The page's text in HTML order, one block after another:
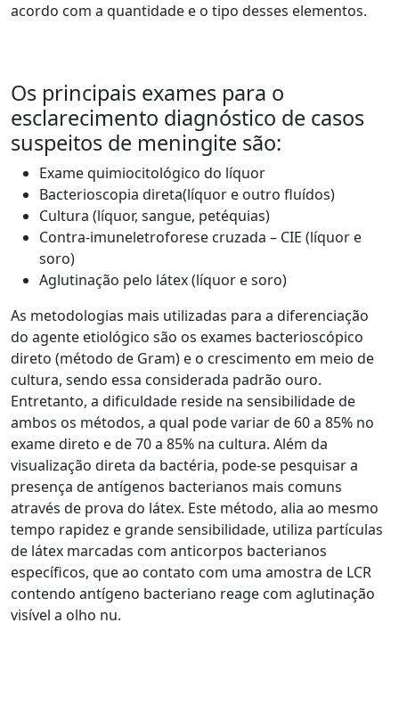
acordo com a quantidade e o tipo desses elementos.
Os principais exames para o
esclarecimento diagnóstico de casos
suspeitos de meningite são:
Exame quimiocitológico do líquor
Bacterioscopia direta(líquor e outro fluídos)
Cultura (líquor, sangue, petéquias)
Contra-imuneletroforese cruzada – CIE (líquor e
soro)
Aglutinação pelo látex (líquor e soro)
As metodologias mais utilizadas para a diferenciação
do agente etiológico são os exames bacterioscópico
direto (método de Gram) e o crescimento em meio de
cultura, sendo essa considerada padrão ouro.
Entretanto, a dificuldade reside na sensibilidade de
ambos os métodos, a qual pode variar de 60 a 85% no
exame direto e de 70 a 85% na cultura. Além da
visualização direta da bactéria, pode-se pesquisar a
presença de antígenos bacterianos mais comuns
através de prova do látex. Este método, alia ao mesmo
tempo rapidez e grande sensibilidade, utiliza partículas
de látex marcadas com anticorpos bacterianos
específicos, que ao contato com uma amostra de LCR
contendo antígeno bacteriano reage com aglutinação
visível a olho nu.